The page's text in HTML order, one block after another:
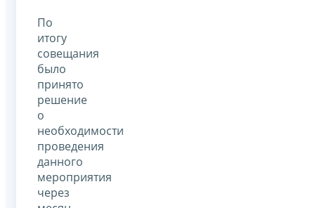
По
итогу
совещания
было
принято
решение
о
необходимости
проведения
данного
мероприятия
через